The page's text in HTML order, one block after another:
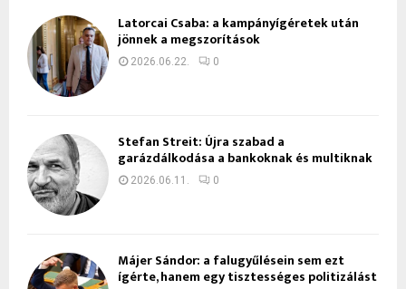
Latorcai Csaba: a kampányígéretek után
jönnek a megszorítások
2026.06.22. 0
Stefan Streit: Újra szabad a
garázdálkodása a bankoknak és multiknak
2026.06.11. 0
Májer Sándor: a falugyűlésein sem ezt
ígérte, hanem egy tisztességes politizálást